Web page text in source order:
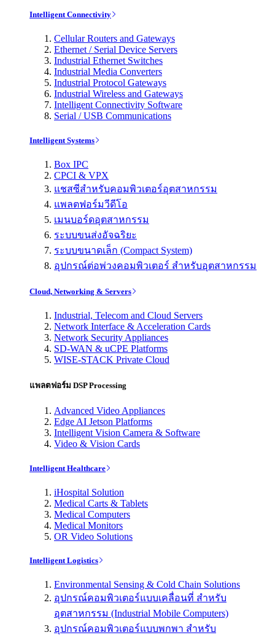
Intelligent Connectivity
Cellular Routers and Gateways
Ethernet / Serial Device Servers
Industrial Ethernet Switches
Industrial Media Converters
Industrial Protocol Gateways
Industrial Wireless and Gateways
Intelligent Connectivity Software
Serial / USB Communications
Intelligent Systems
Box IPC
CPCI & VPX
แชสซีสำหรับคอมพิวเตอร์อุตสาหกรรม
แพลตฟอร์มวีดีโอ
เมนบอร์ดอุตสาหกรรม
ระบบขนส่งอัจฉริยะ
ระบบขนาดเล็ก (Compact System)
อุปกรณ์ต่อพ่วงคอมพิวเตอร์ สำหรับอุตสาหกรรม
Cloud, Networking & Servers
Industrial, Telecom and Cloud Servers
Network Interface & Acceleration Cards
Network Security Appliances
SD-WAN & uCPE Platforms
WISE-STACK Private Cloud
แพลตฟอร์ม DSP Processing
Advanced Video Appliances
Edge AI Jetson Platforms
Intelligent Vision Camera & Software
Video & Vision Cards
Intelligent Healthcare
iHospital Solution
Medical Carts & Tablets
Medical Computers
Medical Monitors
OR Video Solutions
Intelligent Logistics
Environmental Sensing & Cold Chain Solutions
อุปกรณ์คอมพิวเตอร์แบบเคลื่อนที่ สำหรับ
อุตสาหกรรม (Industrial Mobile Computers)
อุปกรณ์คอมพิวเตอร์แบบพกพา สำหรับ